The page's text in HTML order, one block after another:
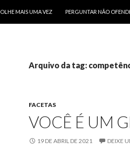
OLHE MAIS UMA VEZ PERGUNTAR NÃO
Arquivo da tag:
FACETAS
VOCÊ É UM
19 DE ABRIL DE 2021 DEIXE